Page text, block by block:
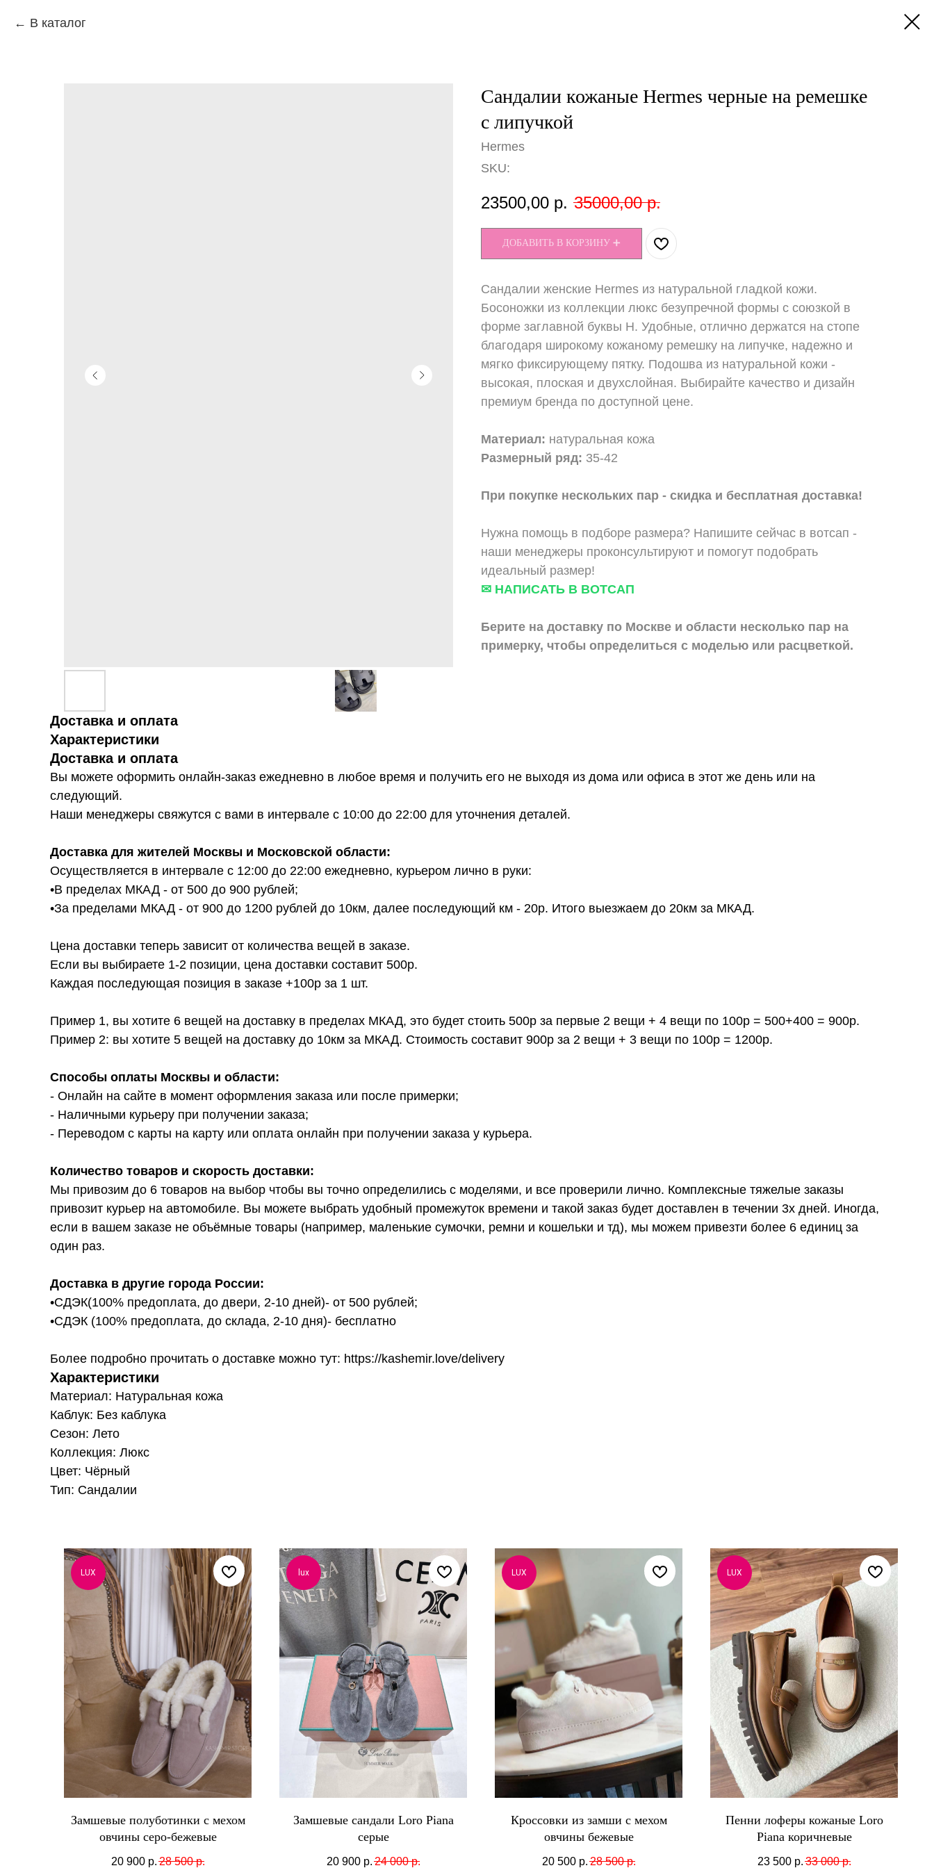
В каталог
Сандалии кожаные Hermes черные на ремешке
с липучкой
Hermes
SKU:
23500,00 р. 35000,00 р.
ДОБАВИТЬ В КОРЗИНУ ➕
Сандалии женские Hermes из натуральной гладкой кожи.
Босоножки из коллекции люкс безупречной формы с союзкой в
форме заглавной буквы H. Удобные, отлично держатся на стопе
благодаря широкому кожаному ремешку на липучке, надежно и
мягко фиксирующему пятку. Подошва из натуральной кожи -
высокая, плоская и двухслойная. Выбирайте качество и дизайн
премиум бренда по доступной цене.
Материал: натуральная кожа
Размерный ряд: 35-42
При покупке нескольких пар - скидка и бесплатная доставка!
Нужна помощь в подборе размера? Напишите сейчас в вотсап -
наши менеджеры проконсультируют и помогут подобрать
идеальный размер!
✉ НАПИСАТЬ В ВОТСАП
Берите на доставку по Москве и области несколько пар на
примерку, чтобы определиться с моделью или расцветкой.
Доставка и оплата
Характеристики
Доставка и оплата
Вы можете оформить онлайн-заказ ежедневно в любое время и получить его не выходя из дома или офиса в этот же день или на
следующий.
Наши менеджеры свяжутся с вами в интервале с 10:00 до 22:00 для уточнения деталей.
Доставка для жителей Москвы и Московской области:
Осуществляется в интервале с 12:00 до 22:00 ежедневно, курьером лично в руки:
•В пределах МКАД - от 500 до 900 рублей;
•За пределами МКАД - от 900 до 1200 рублей до 10км, далее последующий км - 20р. Итого выезжаем до 20км за МКАД.
Цена доставки теперь зависит от количества вещей в заказе.
Если вы выбираете 1-2 позиции, цена доставки составит 500р.
Каждая последующая позиция в заказе +100р за 1 шт.
Пример 1, вы хотите 6 вещей на доставку в пределах МКАД, это будет стоить 500р за первые 2 вещи + 4 вещи по 100р = 500+400 = 900р.
Пример 2: вы хотите 5 вещей на доставку до 10км за МКАД. Стоимость составит 900р за 2 вещи + 3 вещи по 100р = 1200р.
Способы оплаты Москвы и области:
- Онлайн на сайте в момент оформления заказа или после примерки;
- Наличными курьеру при получении заказа;
- Переводом с карты на карту или оплата онлайн при получении заказа у курьера.
Количество товаров и скорость доставки:
Мы привозим до 6 товаров на выбор чтобы вы точно определились с моделями, и все проверили лично. Комплексные тяжелые заказы
привозит курьер на автомобиле. Вы можете выбрать удобный промежуток времени и такой заказ будет доставлен в течении 3х дней. Иногда,
если в вашем заказе не объёмные товары (например, маленькие сумочки, ремни и кошельки и тд), мы можем привезти более 6 единиц за
один раз.
Доставка в другие города России:
•СДЭК(100% предоплата, до двери, 2-10 дней)- от 500 рублей;
•СДЭК (100% предоплата, до склада, 2-10 дня)- бесплатно
Более подробно прочитать о доставке можно тут: https://kashemir.love/delivery
Характеристики
Материал: Натуральная кожа
Каблук: Без каблука
Сезон: Лето
Коллекция: Люкс
Цвет: Чёрный
Тип: Сандалии
LUX
Замшевые полуботинки с мехом
овчины серо-бежевые
20 900 р. 28 500 р.
lux
Замшевые сандали Loro Piana
серые
20 900 р. 24 000 р.
LUX
Кроссовки из замши с мехом
овчины бежевые
20 500 р. 28 500 р.
LUX
Пенни лоферы кожаные Loro
Piana коричневые
23 500 р. 33 000 р.